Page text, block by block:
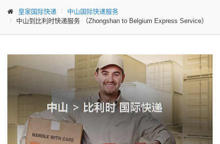
皇家国际快递
中山国际快递服务
中山到比利时快递服务 （Zhongshan to Belgium Express Service）